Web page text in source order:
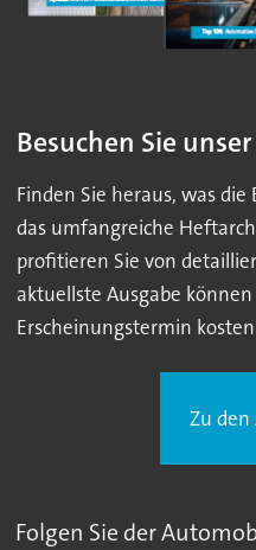
Besuchen Sie
Finden Sie heraus, was
das umfangreiche
profitieren Sie von
aktuellste Ausgabe können
Erscheinungstermin
Zu den
Folgen Sie der